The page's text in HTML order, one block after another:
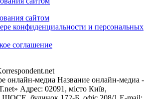
сайтом
конфиденциальности и персональных
соглашение
онлайн-медиа Название онлайн-медиа -
Адрес: 02091, місто Київ,